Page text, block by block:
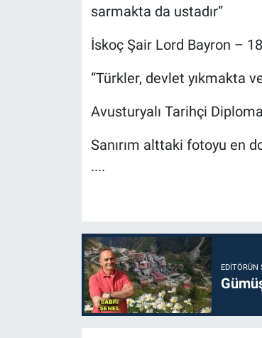
sarmakta da ustadır”
İskoç Şair Lord Bayron –
“Türkler, devlet yıkmakta
Avusturyalı Tarihçi
Sanırım alttaki fotoyu en
....
EDITÖRÜN